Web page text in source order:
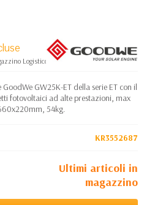
Logistico Europa
GW25K-ET della serie ET con il
fotovoltaici ad alte prestazioni, max
54kg.
KR3552687
Ultimi articoli in
magazzino